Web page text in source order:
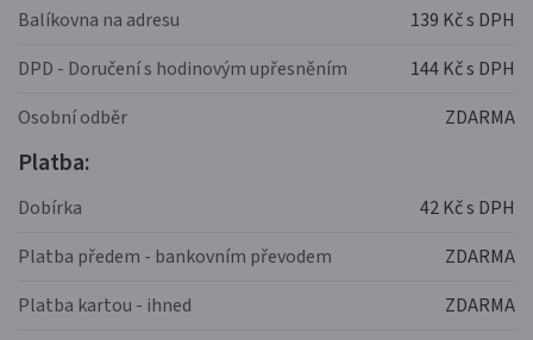
Balíkovna na adresu
139 Kč s DPH
DPD - Doručení s hodinovým upřesněním
144 Kč s DPH
Osobní odběr
ZDARMA
Platba:
Dobírka
42 Kč s DPH
Platba předem - bankovním převodem
ZDARMA
Platba kartou - ihned
ZDARMA